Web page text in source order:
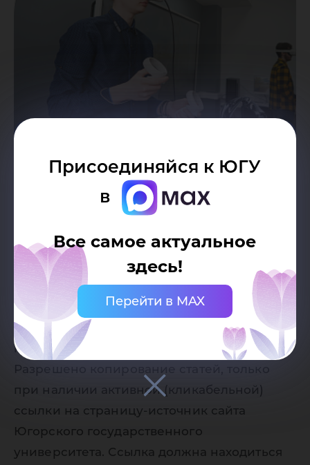
Присоединяйся к ЮГУ
в
Все самое актуальное
здесь!
Перейти в MAX
Дата публикации: 10.06.2026
Автор:
Пресс-служба Югорского
государственного университета
Разрешено копирование статей, только
при наличии активной (кликабельной)
ссылки на страницу-источник сайта
Югорского государственного
университета. Ссылка должна находиться